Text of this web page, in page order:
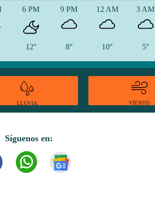
6 PM
12°
9 PM
8°
12 AM
10°
3 AM
5°
LLUVIA VIENTO
Síguenos en: